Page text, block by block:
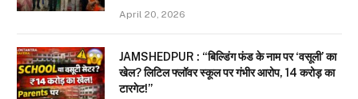
April 20, 2026
JAMSHEDPUR : “बिल्डिंग फंड के नाम पर ‘वसूली’ का
खेल? लिटिल फ्लॉवर स्कूल पर गंभीर आरोप, 14 करोड़ का
टारगेट!”